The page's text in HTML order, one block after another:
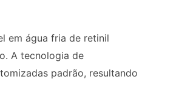
em água fria de retinil
A tecnologia de
padrão, resultando